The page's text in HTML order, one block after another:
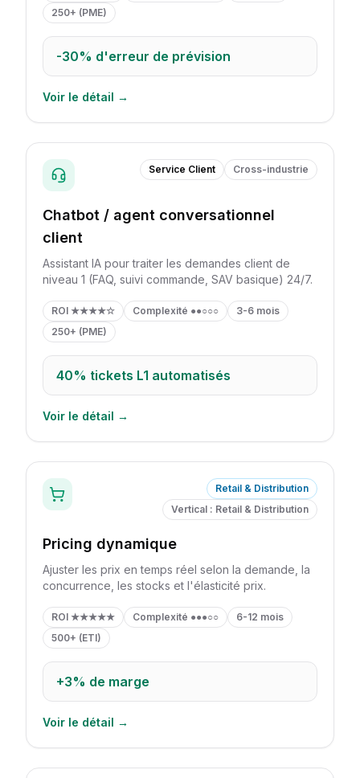
250+ (PME)
-30% d'erreur de prévision
Voir le détail →
Service Client Cross-industrie
Chatbot / agent conversationnel
client
Assistant IA pour traiter les demandes client de
niveau 1 (FAQ, suivi commande, SAV basique) 24/7.
ROI ★★★★☆ Complexité ●●○○○
3-6 mois
250+ (PME)
40% tickets L1 automatisés
Voir le détail →
Retail & Distribution
Vertical : Retail & Distribution
Pricing dynamique
Ajuster les prix en temps réel selon la demande, la
concurrence, les stocks et l'élasticité prix.
ROI ★★★★★ Complexité ●●●○○
6-12 mois
500+ (ETI)
+3% de marge
Voir le détail →